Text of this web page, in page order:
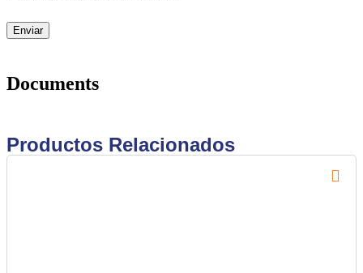
Documents
Productos Relacionados